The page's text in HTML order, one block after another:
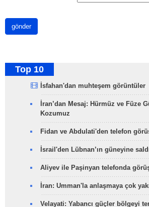
gönder
Top 10
İsfahan'dan muhteşem görüntüler
İran’dan Mesaj: Hürmüz ve Füze
Kozumuz
Fidan ve Abdulati'den telefon
İsrail'den Lübnan’ın güneyine
Aliyev ile Paşinyan telefonda
İran: Umman'la anlaşmaya çok
Velayati: Yabancı güçler bölgeyi